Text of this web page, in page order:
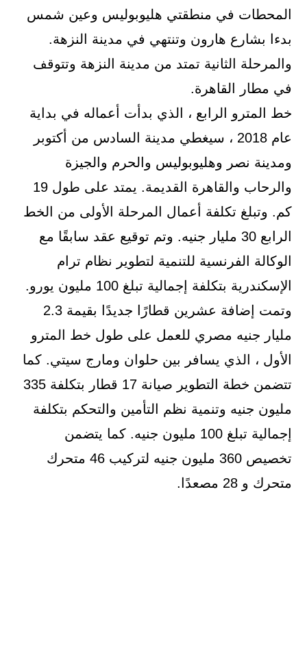
المحطات في منطقتي هليوبوليس وعين شمس
بدءا بشارع هارون وتنتهي في مدينة النزهة.
والمرحلة الثانية تمتد من مدينة النزهة وتتوقف
في مطار القاهرة.
خط المترو الرابع ، الذي بدأت أعماله في بداية
عام 2018 ، سيغطي مدينة السادس من أكتوبر
ومدينة نصر وهليوبوليس والحرم والجيزة
والرحاب والقاهرة القديمة. يمتد على طول 19
كم. وتبلغ تكلفة أعمال المرحلة الأولى من الخط
الرابع 30 مليار جنيه. وتم توقيع عقد سابقًا مع
الوكالة الفرنسية للتنمية لتطوير نظام ترام
الإسكندرية بتكلفة إجمالية تبلغ 100 مليون يورو.
وتمت إضافة عشرين قطارًا جديدًا بقيمة 2.3
مليار جنيه مصري للعمل على طول خط المترو
الأول ، الذي يسافر بين حلوان ومارج سيتي. كما
تتضمن خطة التطوير صيانة 17 قطار بتكلفة 335
مليون جنيه وتنمية نظم التأمين والتحكم بتكلفة
إجمالية تبلغ 100 مليون جنيه. كما يتضمن
تخصيص 360 مليون جنيه لتركيب 46 متحرك
متحرك و 28 مصعدًا.